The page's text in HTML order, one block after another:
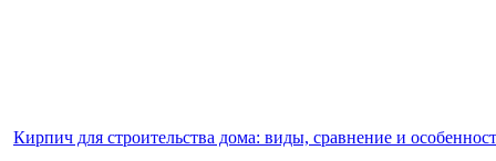
Кирпич для строительства дома: виды, сравнение и